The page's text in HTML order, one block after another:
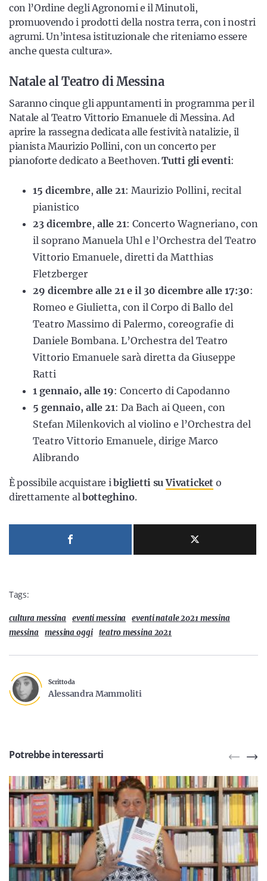
con l’Ordine degli Agronomi e il Minutoli,
promuovendo i prodotti della nostra terra, con i nostri
agrumi. Un’intesa istituzionale che riteniamo essere
anche questa cultura».
Natale al Teatro di Messina
Saranno cinque gli appuntamenti in programma per il
Natale al Teatro Vittorio Emanuele di Messina. Ad
aprire la rassegna dedicata alle festività natalizie, il
pianista Maurizio Pollini, con un concerto per
pianoforte dedicato a Beethoven.Tutti gli eventi:
15 dicembre, alle 21: Maurizio Pollini, recital
pianistico
23 dicembre, alle 21: Concerto Wagneriano, con
il soprano Manuela Uhl e l’Orchestra del Teatro
Vittorio Emanuele, diretti da Matthias
Fletzberger
29 dicembre alle 21 e il 30 dicembre alle 17:30:
Romeo e Giulietta, con il Corpo di Ballo del
Teatro Massimo di Palermo, coreografie di
Daniele Bombana. L’Orchestra del Teatro
Vittorio Emanuele sarà diretta da Giuseppe
Ratti
1 gennaio, alle 19: Concerto di Capodanno
5 gennaio, alle 21: Da Bach ai Queen, con
Stefan Milenkovich al violino e l’Orchestra del
Teatro Vittorio Emanuele, dirige Marco
Alibrando
È possibile acquistare ibiglietti suVivaticket o
direttamente albotteghino.
Tags:
cultura messina eventi messina
eventi natale 2021 messina
messina messina oggi teatro messina 2021
Scritto da
Alessandra Mammoliti
Potrebbe interessarti